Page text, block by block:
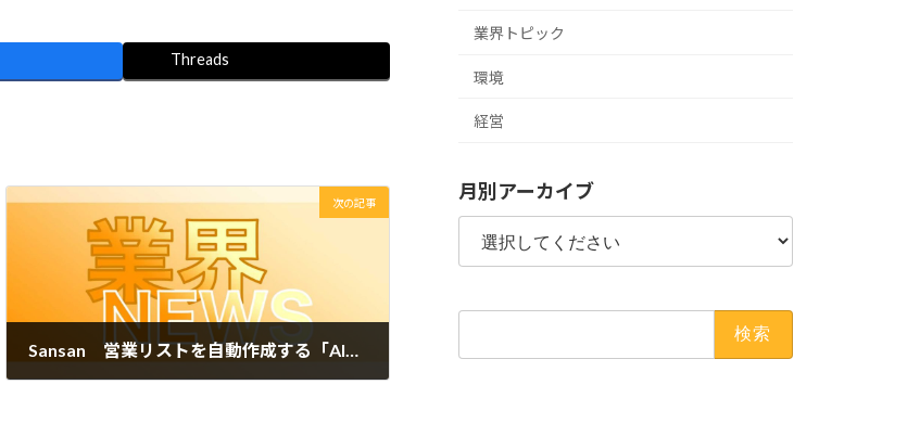
Threads
次の記事
Sansan 営業リストを自動作成する「AI企業リストメーカー」を実装
業界トピック
環境
経営
月別アーカイブ